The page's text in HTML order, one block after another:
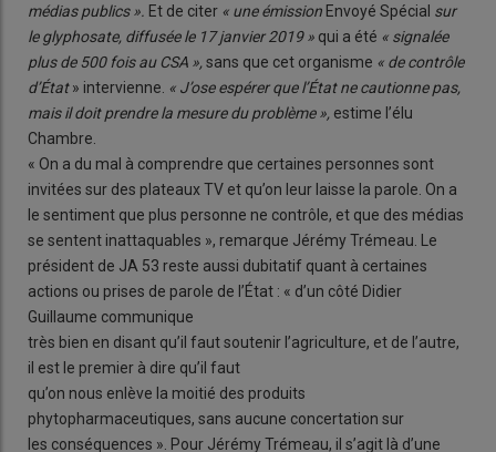
médias publics ». Et de citer « une émission Envoyé Spécial sur
le glyphosate, diffusée le 17 janvier 2019 » qui a été « signalée
plus de 500 fois au CSA », sans que cet organisme « de contrôle
d’État» intervienne. « J’ose espérer que l’État ne cautionne pas,
mais il doit prendre la mesure du problème », estime l’élu
Chambre.
« On a du mal à comprendre que certaines personnes sont
invitées sur des plateaux TV et qu’on leur laisse la parole. On a
le sentiment que plus personne ne contrôle, et que des médias
se sentent inattaquables », remarque Jérémy Trémeau. Le
président de JA 53 reste aussi dubitatif quant à certaines
actions ou prises de parole de l’État : « d’un côté Didier
Guillaume communique
très bien en disant qu’il faut soutenir l’agriculture, et de l’autre,
il est le premier à dire qu’il faut
qu’on nous enlève la moitié des produits
phytopharmaceutiques, sans aucune concertation sur
les conséquences ». Pour Jérémy Trémeau, il s’agit là d’une